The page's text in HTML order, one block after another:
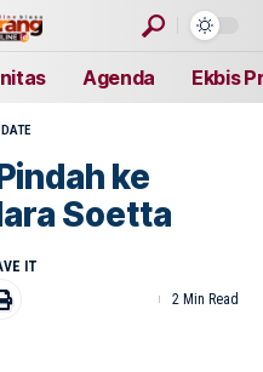
Agenda Ekbis
ke
Soetta
2 Min Read